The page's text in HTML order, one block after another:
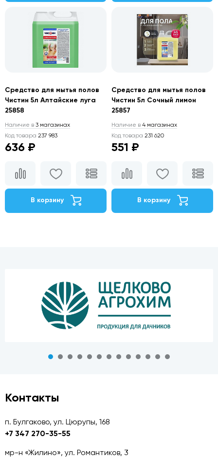
Средство для мытья полов
Чистин 5л Алтайские луга
25858
Наличие в 3 магазинах
Код товара 237 983
636 ₽
В корзину
Средство для мытья полов
Чистин 5л Сочный лимон
25857
Наличие в 4 магазинах
Код товара 231 620
551 ₽
В корзину
Контакты
п. Булгаково, ул. Цюрупы, 168
+7 347 270-35-55
мр-н «Жилино», ул. Романтиков, 3